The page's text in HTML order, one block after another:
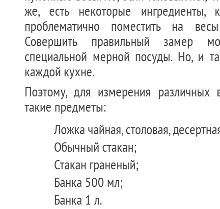
же, есть некоторые ингредиенты,
проблематично поместить на
Совершить правильный замер
специальной мерной посуды. Но, и
каждой кухне.
Поэтому, для измерения различных
такие предметы:
Ложка чайная, столовая,
Обычный стакан;
Стакан граненый;
Банка 500 мл;
Банка 1 л.